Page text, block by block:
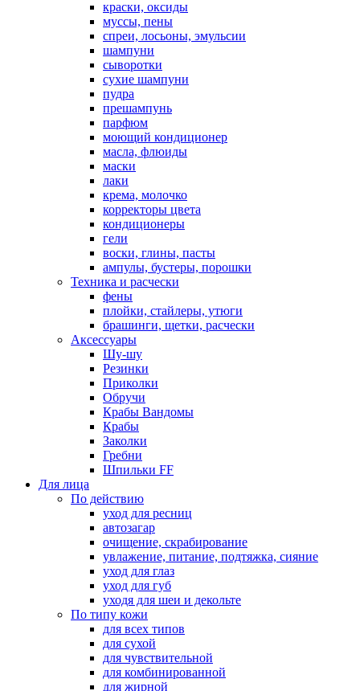
краски, оксиды
муссы, пены
спреи, лосьоны, эмульсии
шампуни
сыворотки
сухие шампуни
пудра
прешампунь
парфюм
моющий кондиционер
масла, флюиды
маски
лаки
крема, молочко
корректоры цвета
кондиционеры
гели
воски, глины, пасты
ампулы, бустеры, порошки
Техника и расчески
фены
плойки, стайлеры, утюги
брашинги, щетки, расчески
Аксессуары
Шу-шу
Резинки
Приколки
Обручи
Крабы Вандомы
Крабы
Заколки
Гребни
Шпильки FF
Для лица
По действию
уход для ресниц
автозагар
очищение, скрабирование
увлажение, питание, подтяжка, сияние
уход для глаз
уход для губ
уходя для шеи и декольте
По типу кожи
для всех типов
для сухой
для чувствительной
для комбинированной
для жирной